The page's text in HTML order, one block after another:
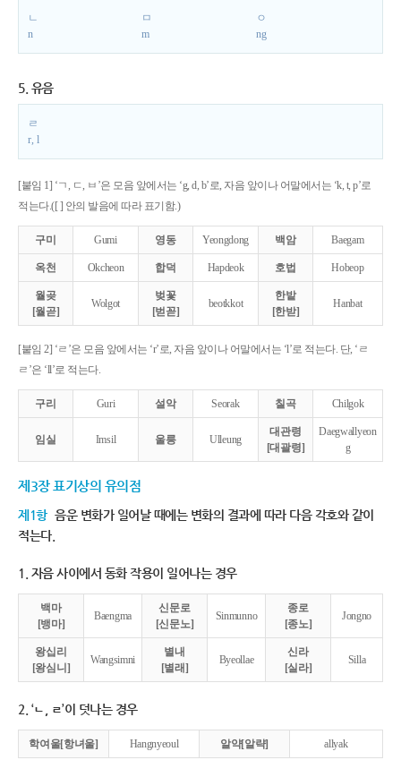
ㄴ
n
ㅁ
m
ㅇ
ng
5. 유음
ㄹ
r, l
[붙임 1] ‘ㄱ, ㄷ, ㅂ’은 모음 앞에서는 ‘g, d, b’로, 자음 앞이나 어말에서는 ‘k, t, p’로
적는다.([ ] 안의 발음에 따라 표기함.)
구미 Gumi 영동 Yeongdong 백암 Baegam
옥천 Okcheon 합덕 Hapdeok 호법 Hobeop
월곶
[월곧]
Wolgot
벚꽃
[벋꼳]
beotkkot
한밭
[한받]
Hanbat
[붙임 2] ‘ㄹ’은 모음 앞에서는 ‘r’로, 자음 앞이나 어말에서는 ‘l’로 적는다. 단, ‘ㄹ
ㄹ’은 ‘ll’로 적는다.
구리 Guri 설악 Seorak 칠곡 Chilgok
임실 Imsil 울릉 Ulleung
대관령
[대괄령]
Daegwallyeon
g
제3장 표기상의 유의점
제1항 음운 변화가 일어날 때에는 변화의 결과에 따라 다음 각호와 같이
적는다.
1. 자음 사이에서 동화 작용이 일어나는 경우
백마
[뱅마]
Baengma
신문로
[신문노]
Sinmunno
종로
[종노]
Jongno
왕십리
[왕심니]
Wangsimni
별내
[별래]
Byeollae
신라
[실라]
Silla
2. ‘ㄴ, ㄹ’이 덧나는 경우
학여울[항녀울] Hangnyeoul 알약[알략] allyak